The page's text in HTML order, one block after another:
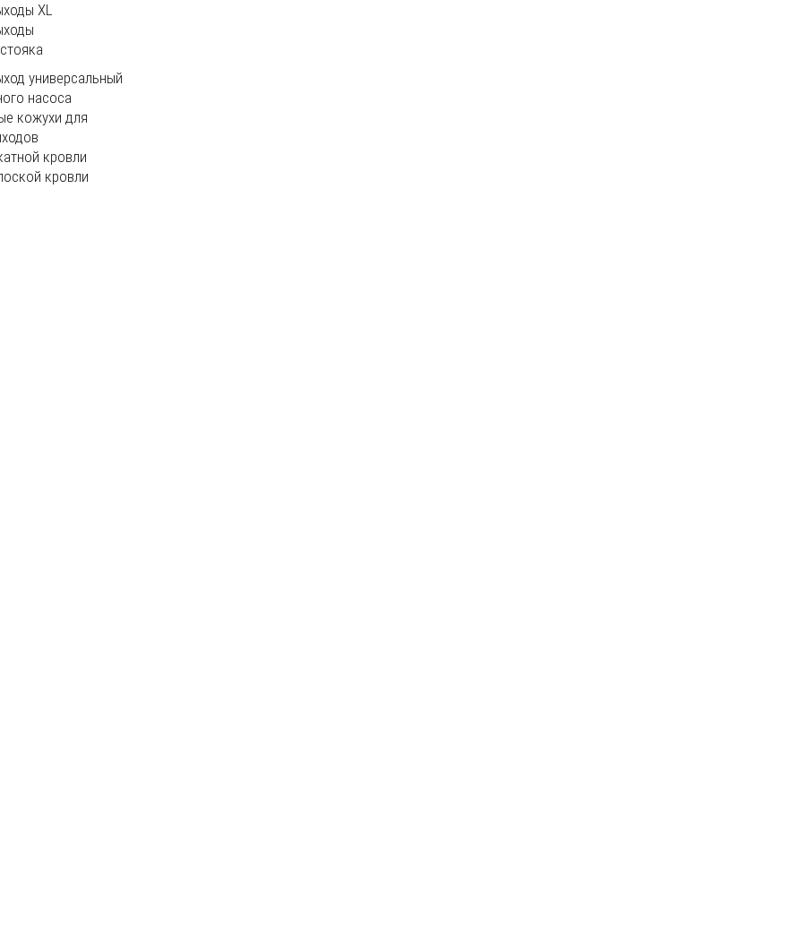
XL
универсальный
насоса
кожухи для
кровли
кровли